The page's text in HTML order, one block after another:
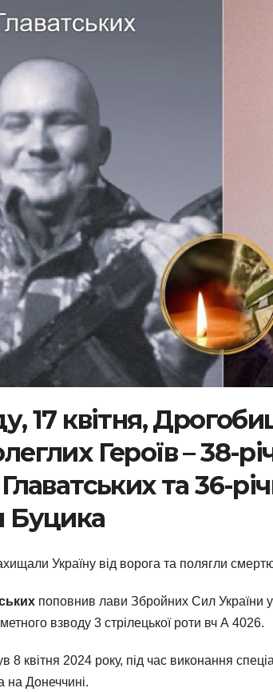
17 квітня,
Героїв – 38-
Главатських та 36-
Буцика
Україну від ворога та полягли
поповнив лави Збройних Сил України
взводу 3 стрілецької роти вч А 4026.
8 квітня 2024 року, під час виконання
на Донеччині.